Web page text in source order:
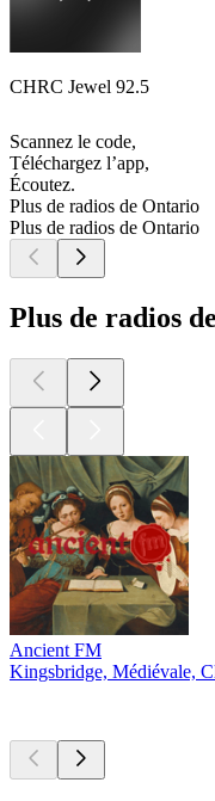
CHRC Jewel 92.5
Scannez le code,
Téléchargez l’app,
Écoutez.
Plus de radios de Ontario
Plus de radios de Ontario
Plus de radios
Ancient FM
Kingsbridge, Médiévale,